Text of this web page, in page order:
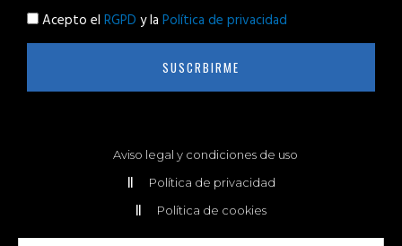
Acepto el RGPD y la Política de privacidad
SUSCRBIRME
Aviso legal y condiciones de uso
Política de privacidad
Política de cookies